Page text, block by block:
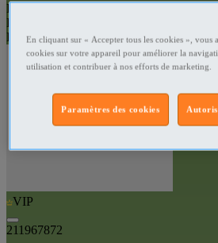
Pièces et services auto Lille - Lille
Prix
Professionnel
VIP
211967872
En cliquant sur « Accepter tous les cookies », vous
cookies sur votre appareil pour améliorer la
utilisation et contribuer à nos efforts de marketing.
Paramètres des cookies